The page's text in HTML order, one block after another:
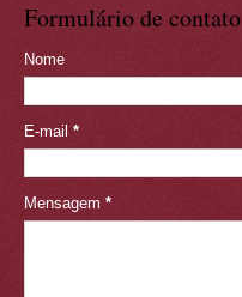
Formulário de contato
Nome
E-mail *
Mensagem *